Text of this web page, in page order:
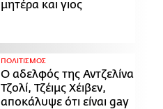
μητέρα και γιος
ΠΟΛΙΤΙΣΜΟΣ
Ο αδελφός της Αντζελίνα
Τζολί, Τζέιμς Χέιβεν,
αποκάλυψε ότι είναι gay